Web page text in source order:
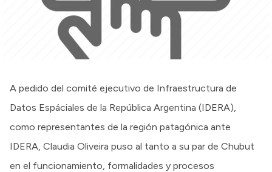
A pedido del comité ejecutivo de Infraestructura de
Datos Espáciales de la República Argentina (IDERA),
como representantes de la región patagónica ante
IDERA, Claudia Oliveira puso al tanto a su par de Chubut
en el funcionamiento, formalidades y procesos